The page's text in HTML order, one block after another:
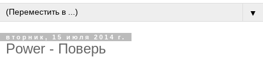
▼
вторник, 15 июля 2014 г.
Power - Поверь